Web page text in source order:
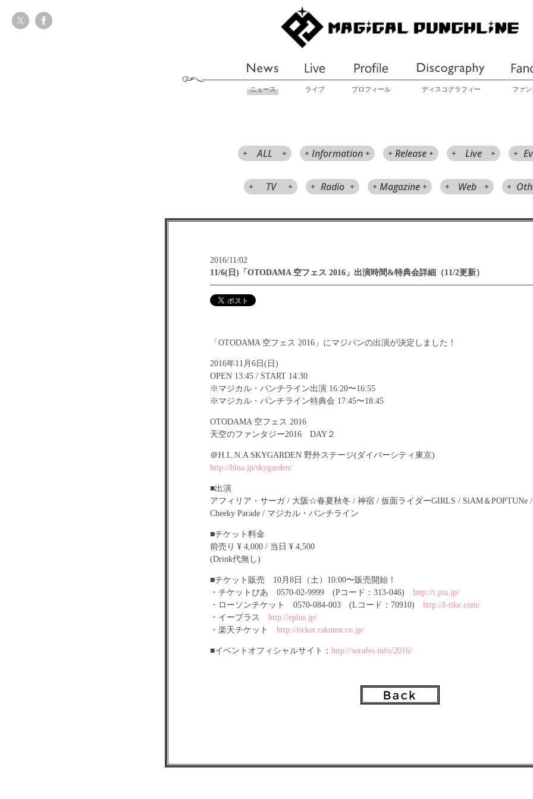
ニュース ライブ プロフィール ディスコグラフィー ファ
ALL Information Release Live
TV Radio Magazine Web
2016/11/02
11/6(日)「OTODAMA 空フェス 2016」出演時間&特典会詳細（11/2更新）
「OTODAMA 空フェス 2016」にマジパンの出演が決定しました！
2016年11月6日(日)
OPEN 13:45 / START 14:30
※マジカル・パンチライン出演 16:20〜16:55
※マジカル・パンチライン特典会 17:45〜18:45
OTODAMA 空フェス 2016
天空のファンタジー2016 DAY２
＠H.L.N.A SKYGARDEN 野外ステージ(ダイバーシティ東京)
http://hlna.jp/skygarden/
■出演
アフィリア・サーガ / 大阪☆春夏秋冬 / 神宿 / 仮面ライダーGIRLS / SiAM＆POPTUNe
Cheeky Parade / マジカル・パンチライン
■チケット料金
前売り ¥ 4,000 / 当日 ¥ 4,500
(Drink代無し)
■チケット販売 10月8日（土）10:00〜販売開始！
・チケットぴあ 0570-02-9999 (Pコード：313-046) http://t.pia.jp/
・ローソンチケット 0570-084-003 (Lコード：70910) http://l-tike.com/
・イープラス http://eplus.jp/
・楽天チケット http://ticket.rakuten.co.jp/
■イベントオフィシャルサイト： http://sorafes.info/2016/
OTODAMA 運営事務局(平日10:00～19:00) 03-6871-7685
・客席を含む会場の映像・写真が公開されることがあります。予めご理解の上、ご来